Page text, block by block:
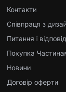
Контакти
Співпраця з
Питання і
Покупка
Новини
Договір оферти